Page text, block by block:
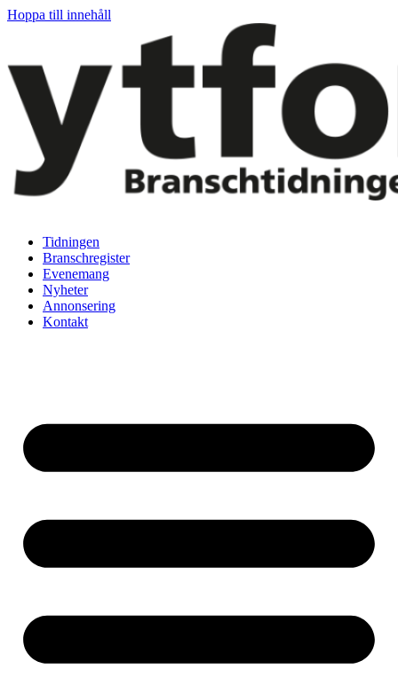
Hoppa till innehåll
Tidningen
Branschregister
Evenemang
Nyheter
Annonsering
Kontakt